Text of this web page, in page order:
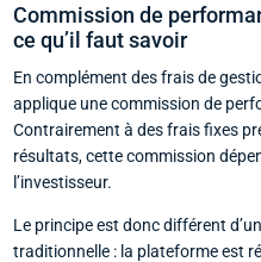
Commission de
ce qu’il faut savoir
En complément des frais de
applique une commission de
Contrairement à des frais fixes
résultats, cette commission
l’investisseur.
Le principe est donc différent
traditionnelle : la plateforme est